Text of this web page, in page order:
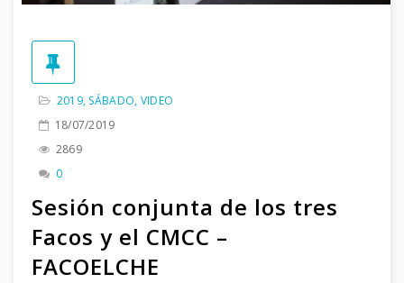
2019, SÁBADO, VIDEO
18/07/2019
2869
0
Sesión conjunta de los tres
Facos y el CMCC –
FACOELCHE